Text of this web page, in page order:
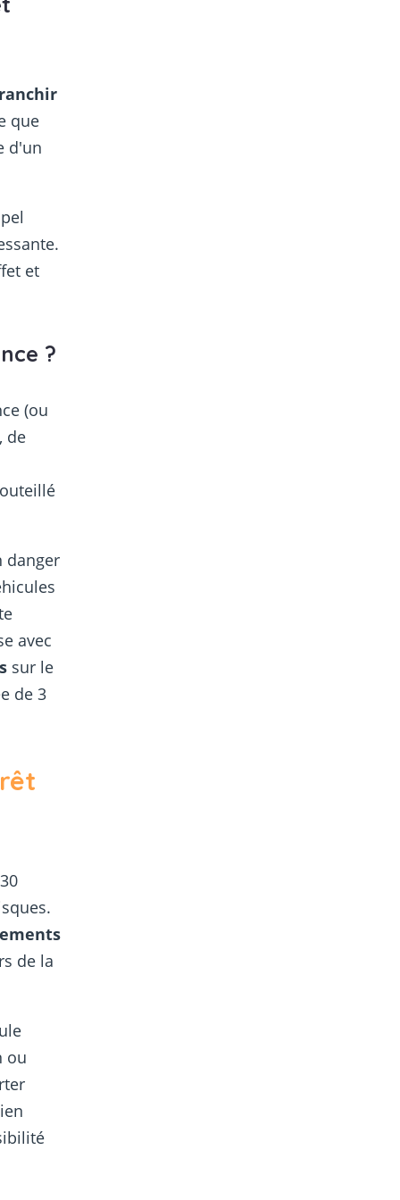
que
d'un
et
?
(ou
de
danger
avec
sur le
de 3
de la
ou